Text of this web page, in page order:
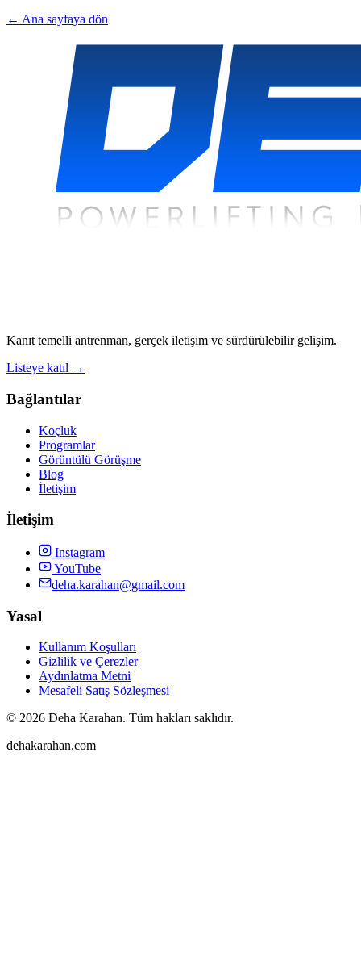
← Ana sayfaya dön
Kanıt temelli antrenman, gerçek iletişim ve sürdürülebilir gelişim.
Listeye katıl →
Bağlantılar
Koçluk
Programlar
Görüntülü Görüşme
Blog
İletişim
İletişim
Instagram
YouTube
deha.karahan@gmail.com
Yasal
Kullanım Koşulları
Gizlilik ve Çerezler
Aydınlatma Metni
Mesafeli Satış Sözleşmesi
© 2026 Deha Karahan. Tüm hakları saklıdır.
dehakarahan.com